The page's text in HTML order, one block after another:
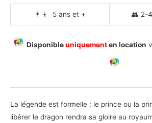
👨‍👦 5 ans et + 👥 2-
Disponibleuniquementen location
La légende est formelle : le prince ou la
libérer le dragon rendra sa gloire au